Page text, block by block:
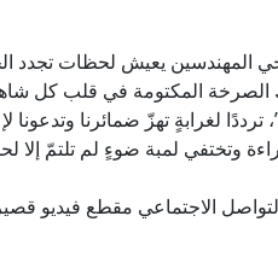
المهندسين يعيش لحظات تجدد
الصرخة المكتومة في قلب كل
لغرابةٍ تهزّ ضمائرنا وتدعونا
وتختفي لمبة ضوءٍ لم تلتمّ
الاجتماعي مقطع فيديو